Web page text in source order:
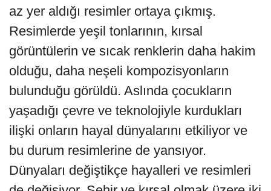
az yer aldığı resimler ortaya çıkmış.
Resimlerde yeşil tonlarının, kırsal
görüntülerin ve sıcak renklerin daha hakim
olduğu, daha neşeli kompozisyonların
bulunduğu görüldü. Aslında çocukların
yaşadığı çevre ve teknolojiyle kurdukları
ilişki onların hayal dünyalarını etkiliyor ve
bu durum resimlerine de yansıyor.
Dünyaları değiştikçe hayalleri ve resimleri